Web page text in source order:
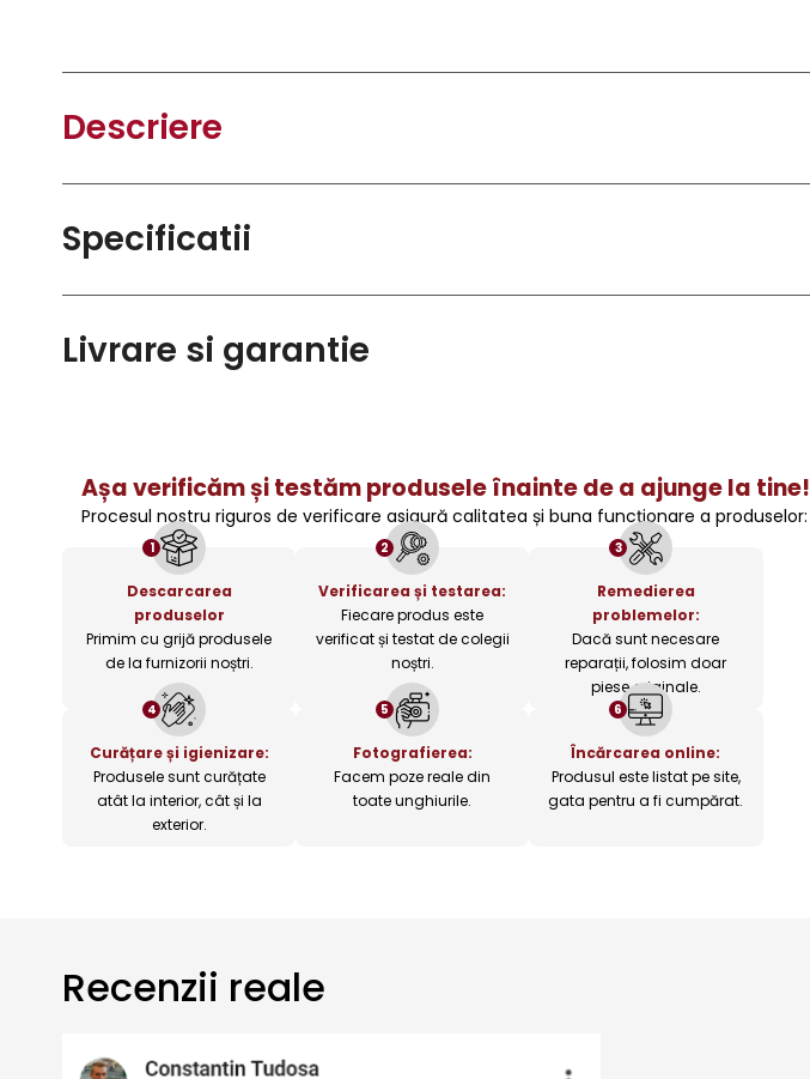
Descriere
Specificatii
Livrare si garantie
Așa verificăm și testăm produsele înainte de a ajunge la tine!
Procesul nostru riguros de verificare asigură calitatea și buna funcționare a produselor:
1
Descarcarea
produselor
Primim cu grijă produsele
de la furnizorii noștri.
2
Verificarea și testarea:
Fiecare produs este
verificat și testat de colegii
noștri.
3
Remedierea
problemelor:
Dacă sunt necesare
reparații, folosim doar
piese originale.
4
Curățare și igienizare:
Produsele sunt curățate
atât la interior, cât și la
exterior.
5
Fotografierea:
Facem poze reale din
toate unghiurile.
6
Încărcarea online:
Produsul este listat pe site,
gata pentru a fi cumpărat.
Recenzii reale